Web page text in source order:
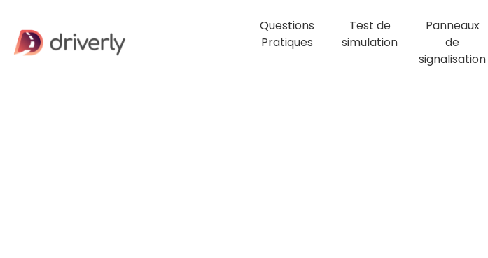
Questions
Pratiques
Test de
simulation
Panneaux
de
signalisation